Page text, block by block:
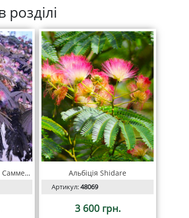
розділі
Альбіція ленкоранська Саммер Шоколад (Summer Chocolate) Альбіція Shidare
Артикул:48069
3 600 грн.